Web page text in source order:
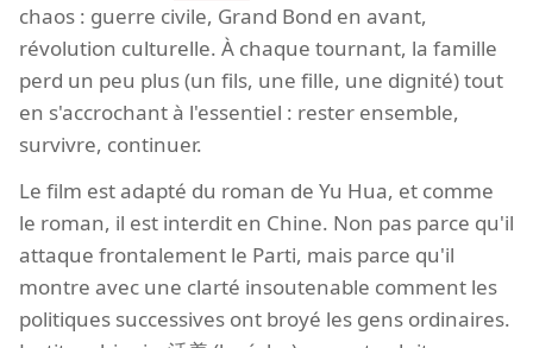
chaos : guerre civile, Grand Bond en avant,
révolution culturelle. À chaque tournant, la famille
perd un peu plus (un fils, une fille, une dignité) tout
en s'accrochant à l'essentiel : rester ensemble,
survivre, continuer.
Le film est adapté du roman de Yu Hua, et comme
le roman, il est interdit en Chine. Non pas parce qu'il
attaque frontalement le Parti, mais parce qu'il
montre avec une clarté insoutenable comment les
politiques successives ont broyé les gens ordinaires.